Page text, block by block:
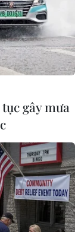
leo thang
vũ lực để
nhân tạo
gây mưa